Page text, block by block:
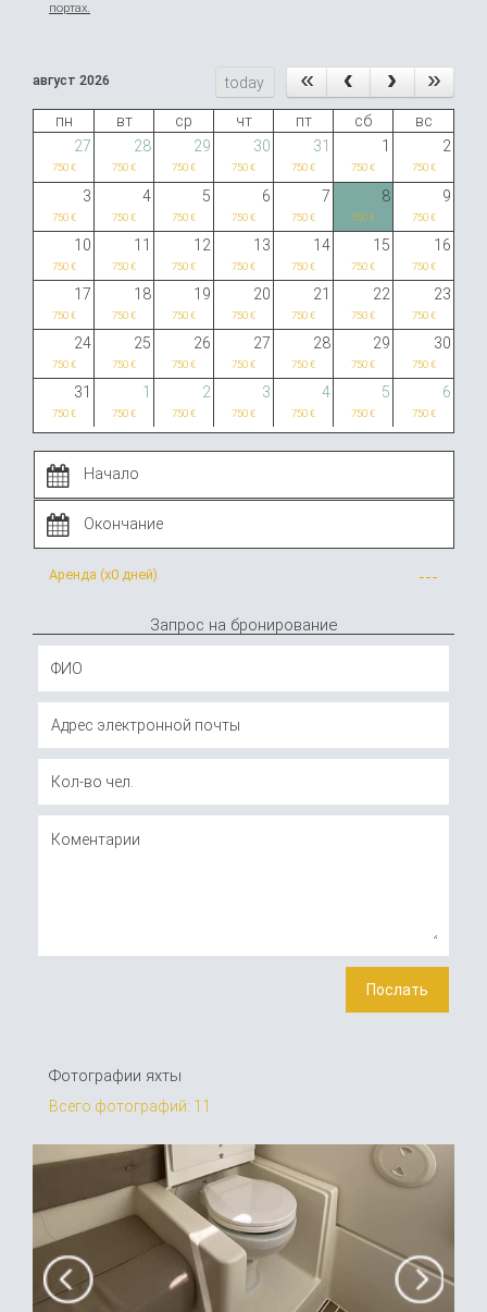
портах.
август 2026 today
пн вт ср чт пт сб
вс
27
28 29 30 31 1 2
750 € 750 € 750 € 750 € 750 € 750 € 750 €
3 4 5 6 7 8 9
750 € 750 € 750 € 750 € 750 € 750 € 750 €
10 11 12 13 14 15 16
750 € 750 € 750 € 750 € 750 € 750 € 750 €
17 18 19 20 21 22 23
750 € 750 € 750 € 750 € 750 € 750 € 750 €
24 25 26 27 28 29 30
750 € 750 € 750 € 750 € 750 € 750 € 750 €
31 1 2 3 4 5 6
750 € 750 € 750 € 750 € 750 € 750 € 750 €
Аренда (x0 дней) ---
Запрос на бронирование
Фотографии яхты
Всего фотографий: 11